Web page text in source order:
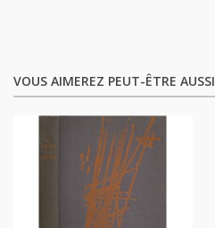
VOUS AIMEREZ PEUT-ÊTRE AUSSI